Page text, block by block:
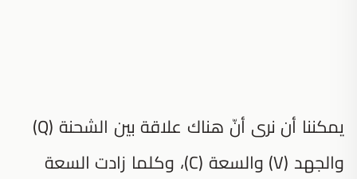
يمكننا أن نرى أنّ هناك علاقة بين الشحنة (Q)
والجهد (V) والسعة (C)، وكلما زادت السعة